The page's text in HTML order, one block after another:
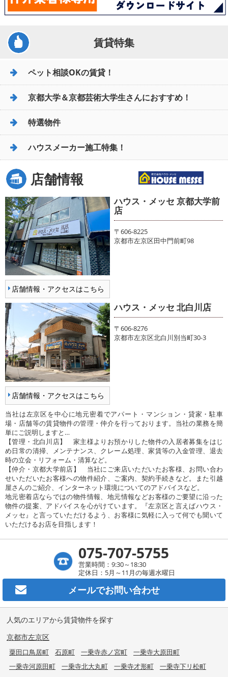
賃貸特集
ペット相談OKの賃貸！
京都大学＆京都芸術大学生さんにおすすめ！
特選物件
ハウスメーカー施工特集！
店舗情報
店舗情報・アクセスはこちら
ハウス・メッセ 京都大学前
店
〒606-8225
京都市左京区田中門前町98
店舗情報・アクセスはこちら
ハウス・メッセ 北白川店
〒606-8276
京都市左京区北白川別当町30-3
当社は左京区を中心に地元密着でアパート・マンション・貸家・駐車
場・店舗等の賃貸物件の管理・仲介を行っております。当社の業務を簡
単にご説明しますと…
【管理・北白川店】 家主様よりお預かりした物件の入居者募集をはじ
め日常の清掃、メンテナンス、クレーム処理、家賃等の入金管理、退去
時の立会・リフォーム・清算など。
【仲介・京都大学前店】 当社にご来店いただいたお客様、お問い合わ
せいただいたお客様への物件紹介、ご案内、契約手続きなど。また引越
屋さんのご紹介、インターネット環境についてのアドバイスなど。
地元密着店ならではの物件情報、地元情報などお客様のご要望に沿った
物件の提案、アドバイスを心がけています。『左京区と言えばハウス・
メッセ』と言っていただけるよう、お客様に気軽に入って何でも聞いて
いただけるお店を目指します！
075-707-5755
営業時間：9:30～18:30
定休日：5月～11月の毎週水曜日
メールでお問い合わせ
人気のエリアから賃貸物件を探す
京都市左京区
粟田口鳥居町 石原町 一乗寺赤ノ宮町
一乗寺大原田町
一乗寺河原田町
一乗寺北大丸町 一乗寺才形町
一乗寺下リ松町